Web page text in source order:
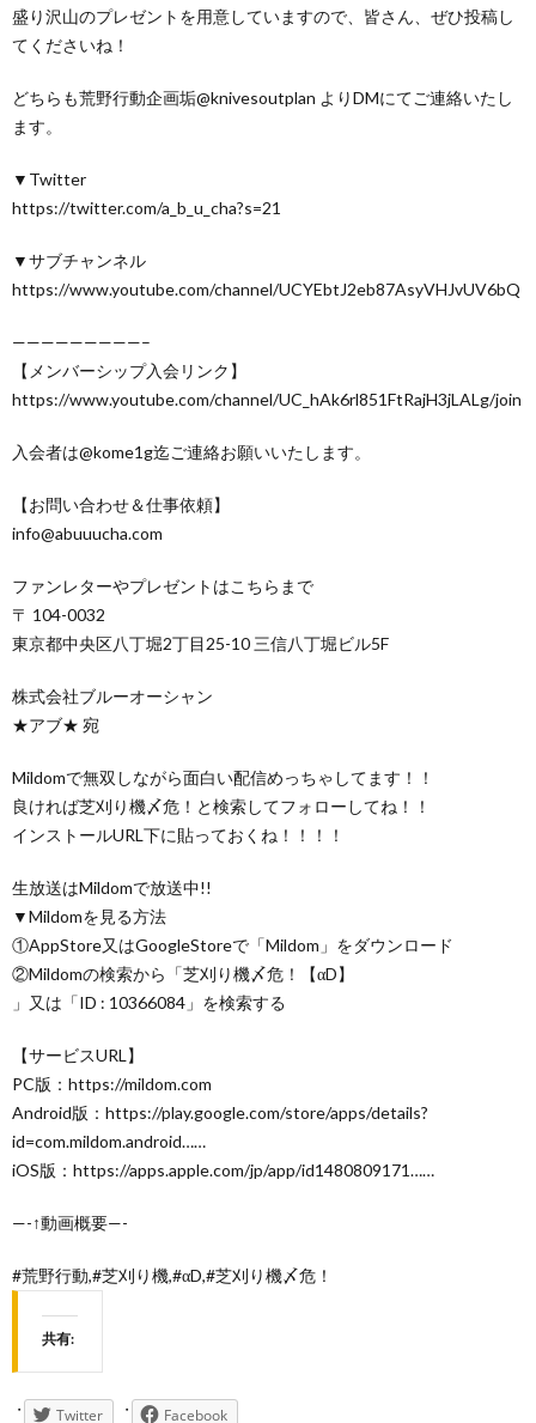
盛り沢山のプレゼントを用意していますので、皆さん、ぜひ投稿し
てくださいね！
どちらも荒野行動企画垢@knivesoutplan よりDMにてご連絡いたし
ます。
▼Twitter
https://twitter.com/a_b_u_cha?s=21
▼サブチャンネル
https://www.youtube.com/channel/UCYEbtJ2eb87AsyVHJvUV6bQ
—————————–
【メンバーシップ入会リンク】
https://www.youtube.com/channel/UC_hAk6rl851FtRajH3jLALg/join
入会者は@kome1g迄ご連絡お願いいたします。
【お問い合わせ＆仕事依頼】
info@abuuucha.com
ファンレターやプレゼントはこちらまで
〒 104-0032
東京都中央区八丁堀2丁目25-10 三信八丁堀ビル5F
株式会社ブルーオーシャン
★アブ★ 宛
Mildomで無双しながら面白い配信めっちゃしてます！！
良ければ芝刈り機〆危！と検索してフォローしてね！！
インストールURL下に貼っておくね！！！！
生放送はMildomで放送中!!
▼Mildomを見る方法
①AppStore又はGoogleStoreで「Mildom」をダウンロード
②Mildomの検索から「芝刈り機〆危！【αD】
」又は「ID : 10366084」を検索する
【サービスURL】
PC版：https://mildom.com
Android版：https://play.google.com/store/apps/details?
id=com.mildom.android……
iOS版：https://apps.apple.com/jp/app/id1480809171……
—-↑動画概要—-
#荒野行動,#芝刈り機,#αD,#芝刈り機〆危！
共有:
Twitter Facebook